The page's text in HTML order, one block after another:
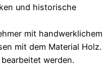
und historische
mit handwerklichem
mit dem Material Holz.
werden.